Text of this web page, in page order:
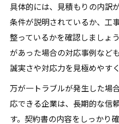
具体的には、見積もりの内訳
条件が説明されているか、工
整っているかを確認しましょ
があった場合の対応事例など
誠実さや対応力を見極めやすく
万が一トラブルが発生した場
応できる企業は、長期的な信
す。契約書の内容をしっかり